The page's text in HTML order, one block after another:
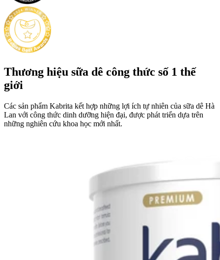
Thương hiệu sữa dê công thức số 1 thế
giới
Các sản phẩm Kabrita kết hợp những lợi ích tự nhiên của sữa dê Hà
Lan với công thức dinh dưỡng hiện đại, được phát triển dựa trên
những nghiên cứu khoa học mới nhất.